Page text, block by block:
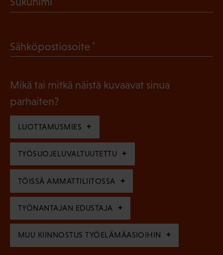
l
n
e
)
P
k
l
i
n
e
n
)
Sähköpostiosoite
l
i
n
e
n
)
Mikä tai mitkä näistä kuvaavat sinua
parhaiten?
LUOTTAMUSMIES
TYÖSUOJELUVALTUUTETTU
TÖISSÄ AMMATTILIITOSSA
TYÖNANTAJAN EDUSTAJA
MUU KIINNOSTUS TYÖELÄMÄASIOIHIN